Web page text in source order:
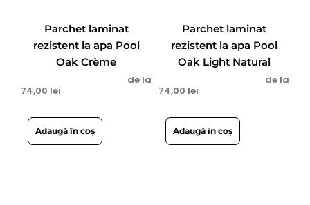
Parchet laminat
rezistent la apa Pool
Oak Crème
de la
74,00 lei
Adaugă în coș
Parchet laminat
rezistent la apa Pool
Oak Light Natural
de la
74,00 lei
Adaugă în coș